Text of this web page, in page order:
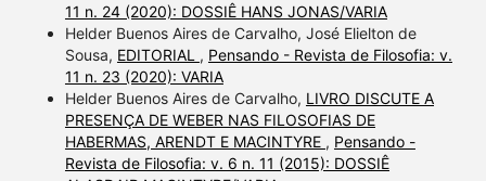
11 n. 24 (2020): DOSSIÊ HANS JONAS/VARIA
Helder Buenos Aires de Carvalho, José Elielton de
Sousa, EDITORIAL , Pensando - Revista de Filosofia: v.
11 n. 23 (2020): VARIA
Helder Buenos Aires de Carvalho, LIVRO DISCUTE A
PRESENÇA DE WEBER NAS FILOSOFIAS DE
HABERMAS, ARENDT E MACINTYRE , Pensando -
Revista de Filosofia: v. 6 n. 11 (2015): DOSSIÊ